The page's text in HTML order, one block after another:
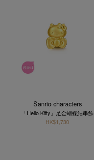
Sanrio characters
「Hello Kitty」足金蝴蝶結串飾
HK$1,730